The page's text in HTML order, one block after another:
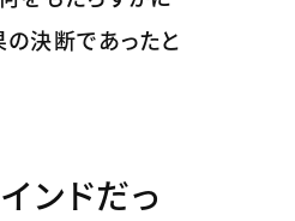
決断であったと
ンドだっ